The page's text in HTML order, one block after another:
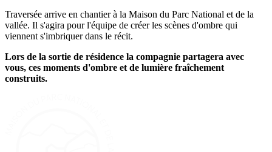
Traversée arrive en chantier à la Maison du Parc National et de la
vallée. Il s'agira pour l'équipe de créer les scènes d'ombre qui
viennent s'imbriquer dans le récit.
Lors de la sortie de résidence la compagnie partagera avec
vous, ces moments d'ombre et de lumière fraîchement
construits.